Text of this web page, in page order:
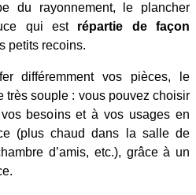
du rayonnement, le plancher
qui est répartie de façon
petits recoins.
différemment vos pièces, le
très souple : vous pouvez choisir
besoins et à vos usages en
(plus chaud dans la salle de
d’amis, etc.), grâce à un